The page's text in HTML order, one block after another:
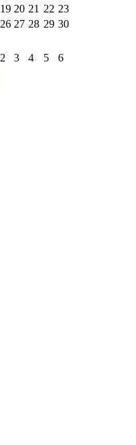
19 20 21 22 23
26 27 28 29 30
2 3 4 5 6